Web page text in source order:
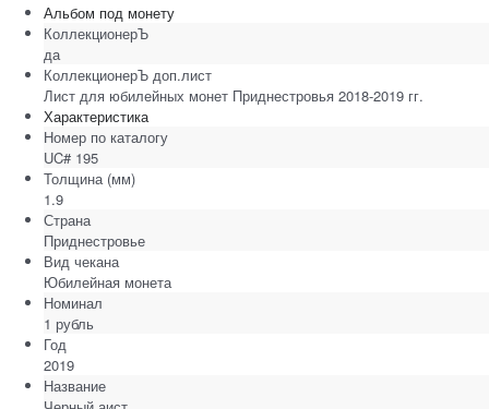
Альбом под монету
КоллекционерЪ
да
КоллекционерЪ доп.лист
Лист для юбилейных монет Приднестровья 2018-2019 гг.
Характеристика
Номер по каталогу
UC# 195
Толщина (мм)
1.9
Страна
Приднестровье
Вид чекана
Юбилейная монета
Номинал
1 рубль
Год
2019
Название